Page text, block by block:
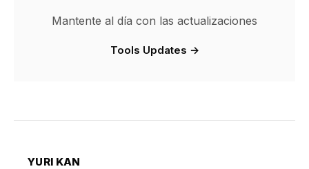
Mantente al día con las actualizaciones
Tools Updates →
YURI KAN